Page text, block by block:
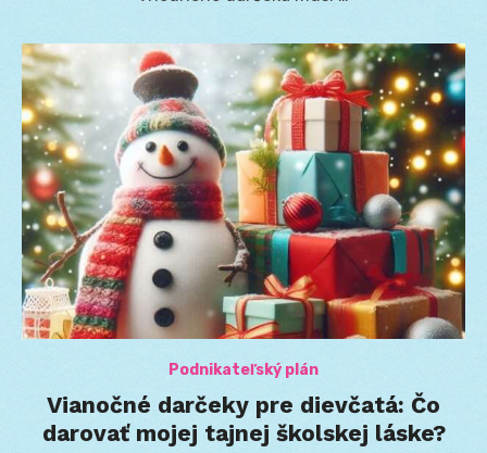
Podnikateľský plán
Vianočné darčeky pre dievčatá: Čo
darovať mojej tajnej školskej láske?